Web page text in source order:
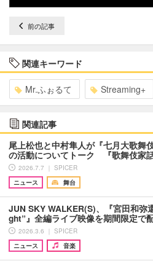
前の記事
関連キーワード
Mr.ふぉるて Streaming+
関連記事
尾上松也と中村隼人が『七月大歌舞
の活動についてトーク 『歌舞伎家
2026.7.7 ｜ SPICER
ニュース
舞台
JUN SKY WALKER(S)、『宮⽥和弥
ght”』全編ライブ映像を期間限定
2026.3.6 ｜ SPICER
ニュース
音楽